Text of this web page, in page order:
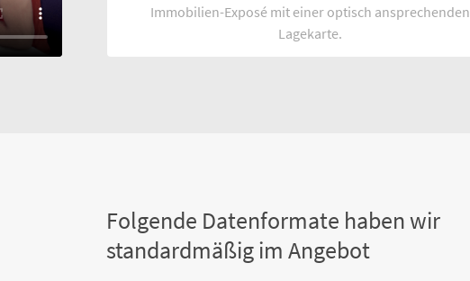
Immobilien-Exposé mit einer optisch ansprechenden
Lagekarte.
Folgende Datenformate haben wir
standardmäßig im Angebot